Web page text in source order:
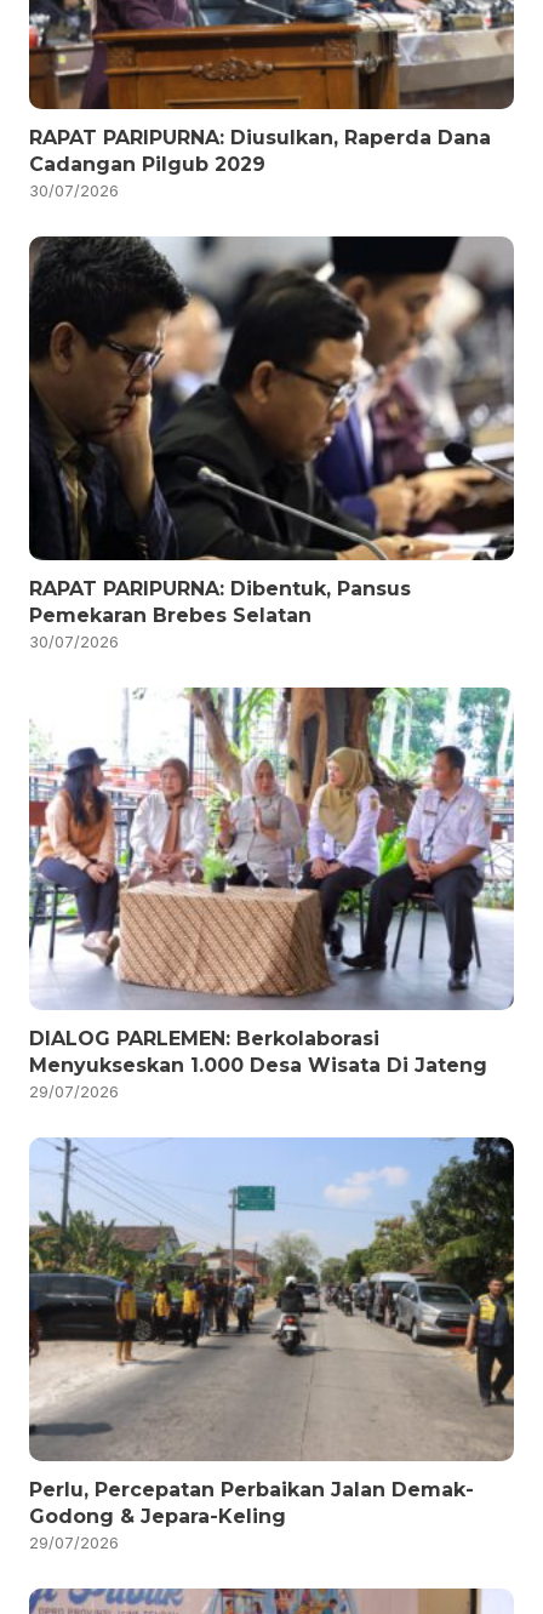
RAPAT PARIPURNA: Diusulkan, Raperda Dana
Cadangan Pilgub 2029
30/07/2026
RAPAT PARIPURNA: Dibentuk, Pansus
Pemekaran Brebes Selatan
30/07/2026
DIALOG PARLEMEN: Berkolaborasi
Menyukseskan 1.000 Desa Wisata Di Jateng
29/07/2026
Perlu, Percepatan Perbaikan Jalan Demak-
Godong & Jepara-Keling
29/07/2026